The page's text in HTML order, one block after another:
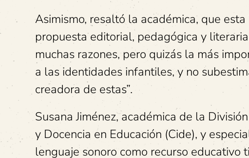
Asimismo, resaltó la académica, que
propuesta editorial, pedagógica y
muchas razones, pero quizás la más
a las identidades infantiles, y no
creadora de estas”.
Susana Jiménez, académica de la
y Docencia en Educación (Cide), y
lenguaje sonoro como recurso